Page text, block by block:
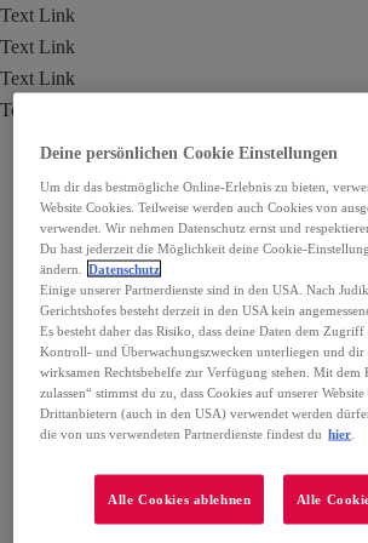
Text Link
Text Link
Text Link
Text Link
Deine persönlichen Cookie Einstellungen
Um dir das bestmögliche Online-Erlebnis zu bieten,
Website Cookies. Teilweise werden auch Cookies von
verwendet. Wir nehmen Datenschutz ernst und
Du hast jederzeit die Möglichkeit deine Cookie-
ändern.
Datenschutz
Einige unserer Partnerdienste sind in den USA. Nach
Gerichtshofes besteht derzeit in den USA kein
Es besteht daher das Risiko, dass deine Daten dem
Kontroll- und Überwachungszwecken unterliegen und dir
wirksamen Rechtsbehelfe zur Verfügung stehen. Mit
zulassen“ stimmst du zu, dass Cookies auf unserer
Drittanbietern (auch in den USA) verwendet werden
die von uns verwendeten Partnerdienste findest du hier
Alle Cookies ablehnen Alle